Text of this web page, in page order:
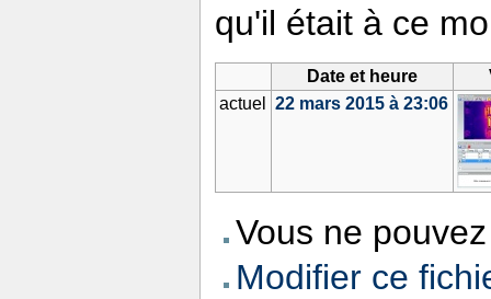
qu'il était à ce
Date et heure
actuel
22 mars 2015 à 23:06
Vous ne
Modifier ce